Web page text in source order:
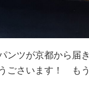
ンツが京都から届き
ごさいます！ もう